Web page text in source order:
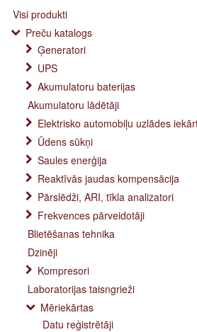
Visi produkti
Preču katalogs
Ģeneratori
UPS
Akumulatoru baterijas
Akumulatoru lādētāji
Elektrisko automobiļu uzlādes
Ūdens sūkņi
Saules enerģija
Reaktīvās jaudas kompensācija
Pārslēdži, ARI, tīkla analizatori
Frekvences pārveidotāji
Blietēšanas tehnika
Dzinēji
Kompresori
Laboratorijas taisngrieži
Mēriekārtas
Datu reģistrētāji